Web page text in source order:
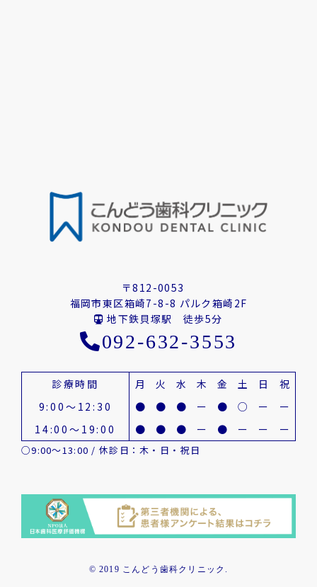
〒812-0053
福岡市東区箱崎7-8-8 パルク箱崎2F
地下鉄貝塚駅 徒歩5分
092-632-3553
診療時間 月 火 水 木 金 土 日
祝
9:00～12:30
● ● ● ー ● ○ ー
ー
14:00～19:00
● ● ● ー ● ー ー ー
○9:00～13:00 / 休診日：木・日・祝日
© 2019 こんどう歯科クリニック.